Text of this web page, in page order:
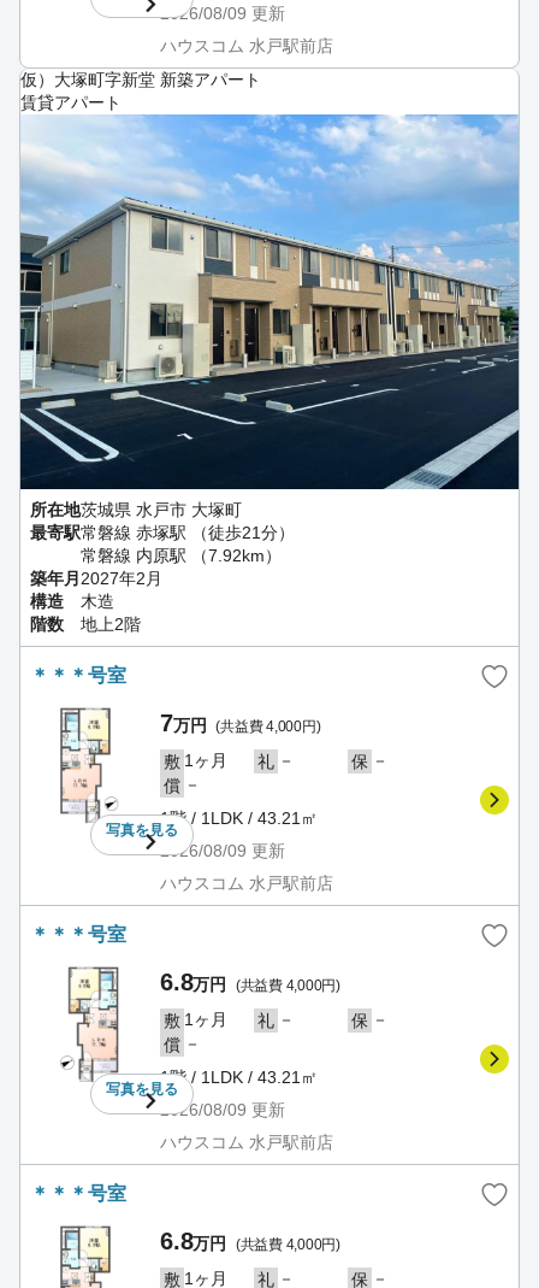
2026/08/09 更新
ハウスコム 水戸駅前店
仮）大塚町字新堂 新築アパート
賃貸アパート
所在地茨城県 水戸市 大塚町
最寄駅常磐線 赤塚駅 （徒歩21分）
常磐線 内原駅 （7.92km）
築年月2027年2月
構造
木造
階数
地上2階
＊＊＊号室
写真を見る
7万円 (共益費 4,000円)
敷 1ヶ月 礼 － 保 －
償 －
1階 / 1LDK / 43.21㎡
2026/08/09 更新
ハウスコム 水戸駅前店
＊＊＊号室
写真を見る
6.8万円 (共益費 4,000円)
敷 1ヶ月 礼 － 保 －
償 －
1階 / 1LDK / 43.21㎡
2026/08/09 更新
ハウスコム 水戸駅前店
＊＊＊号室
6.8万円 (共益費 4,000円)
敷 1ヶ月 礼 － 保 －